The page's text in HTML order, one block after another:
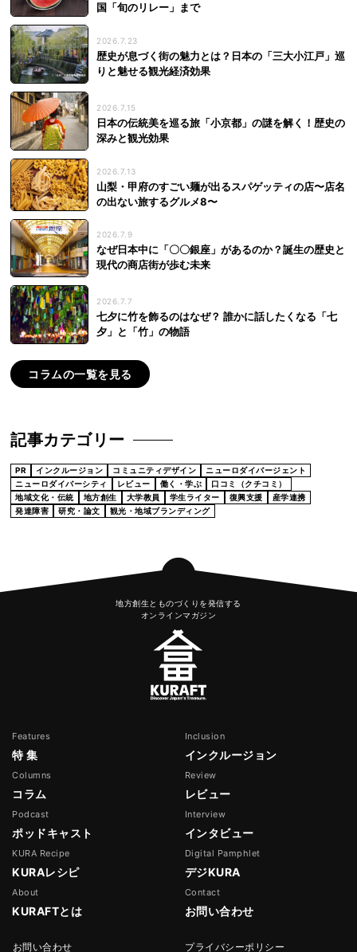
国「旬のリレー」まで
2026.7.23
歴史が息づく街の魅力とは？日本の「三大小江戸」巡
りと魅せる観光経済効果
2026.7.15
日本の伝統美を巡る旅「小京都」の謎を解く！歴史の
深みと観光効果
2026.7.13
山梨・甲府のすごい麺が出るスパゲッティの店〜店名
の出ない旅するグルメ8〜
2026.7.9
なぜ日本中に「〇〇銀座」があるのか？誕生の歴史と
現代の商店街が歩む未来
2026.7.7
七夕に竹を飾るのはなぜ？ 誰かに話したくなる「七
夕」と「竹」の物語
コラムの一覧を見る
記事カテゴリー
PR インクルージョン コミュニティデザイン
ニューロダイバージェント
ニューロダイバーシティ
レビュー 働く・学ぶ
口コミ（クチコミ）
地域文化・伝統
地方創生 大学教員 学生ライター 復興支援
産学連携
発達障害
研究・論文 観光・地域ブランディング
地方創生とものづくりを発信する
オンラインマガジン
Features
特 集
Inclusion
インクルージョン
Columns
コラム
Review
レビュー
Podcast
ポッドキャスト
Interview
インタビュー
KURA Recipe
KURAレシピ
Digital Pamphlet
デジKURA
About
KURAFTとは
Contact
お問い合わせ
お問い合わせ プライバシーポリシー